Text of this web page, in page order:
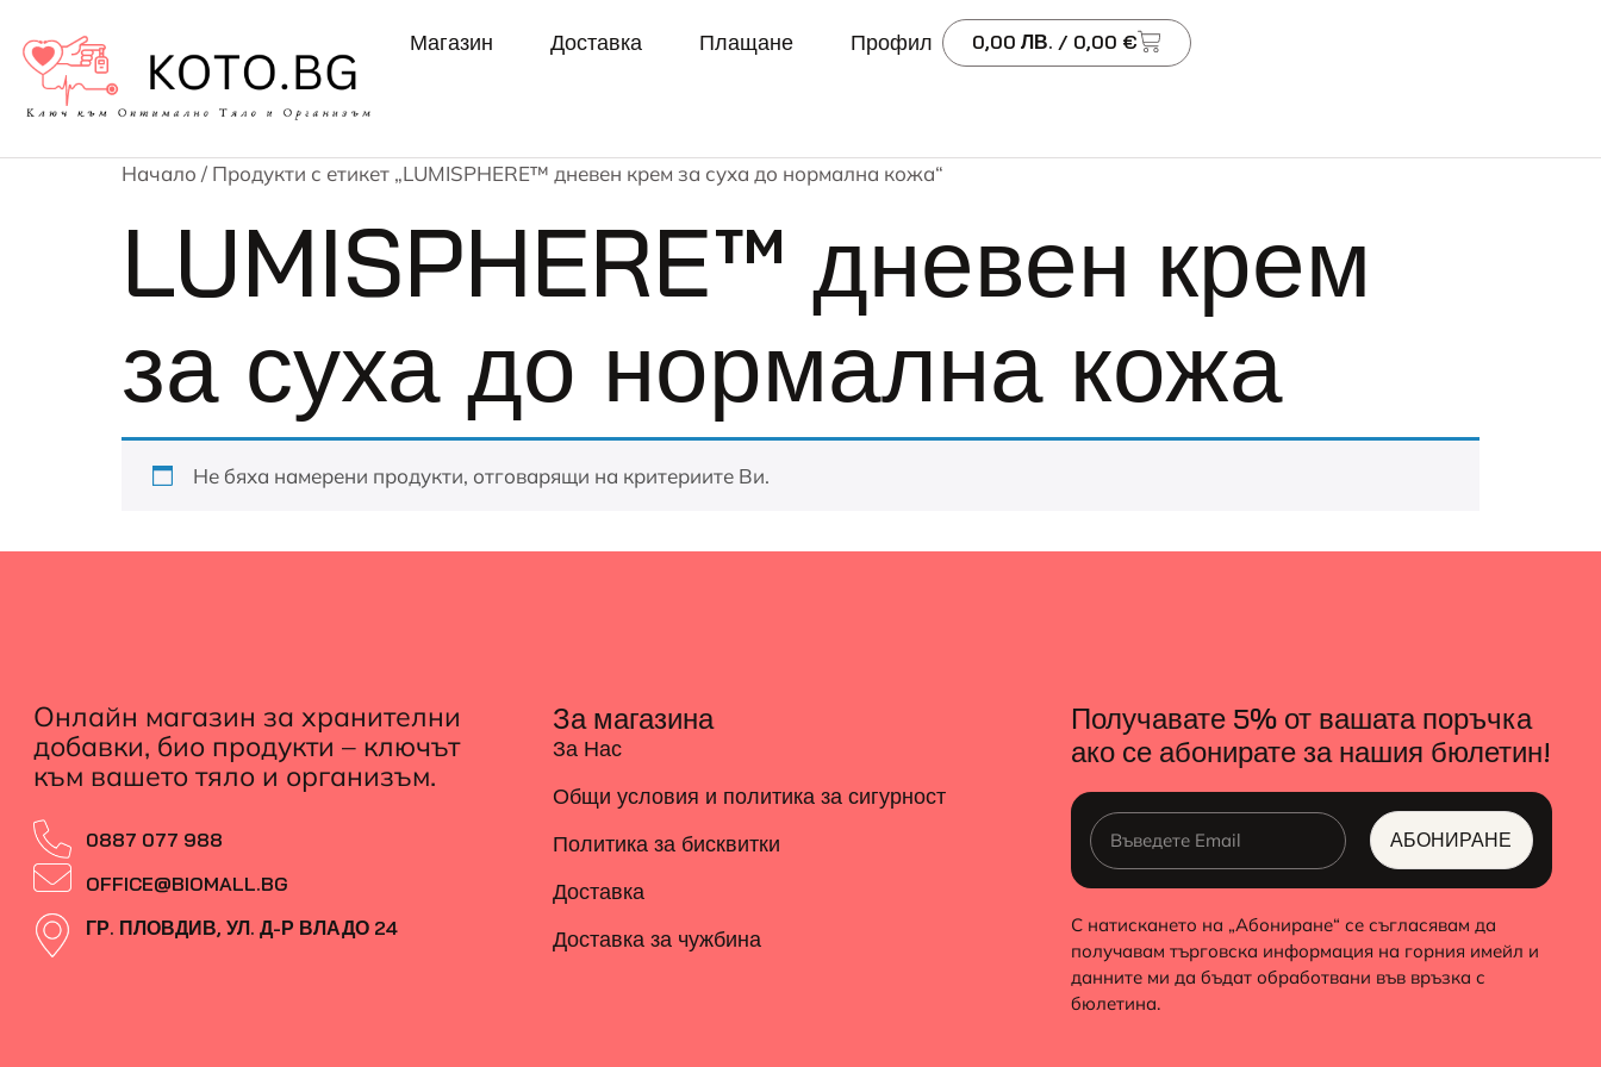
Магазин Доставка Плащане Профил 0,00 ЛВ. / 0,00 €
Начало / Продукти с етикет „LUMISPHERE™ дневен крем за суха до нормална кожа“
LUMISPHERE™ дневен крем
за суха до нормална кожа
Не бяха намерени продукти, отговарящи на критериите Ви.
Онлайн магазин за хранителни
добавки, био продукти – ключът
към вашето тяло и организъм.
0887 077 988
OFFICE@BIOMALL.BG
ГР. ПЛОВДИВ, УЛ. Д-Р ВЛАДО 24
За магазина
За Нас
Общи условия и политика за сигурност
Политика за бисквитки
Доставка
Доставка за чужбина
Получавате 5% от вашата поръчка
ако се абонирате за нашия бюлетин!
АБОНИРАНЕ
ALTERNATIVE:
С натискането на „Абониране“ се съгласявам да
получавам търговска информация на горния имейл и
данните ми да бъдат обработвани във връзка с
бюлетина.